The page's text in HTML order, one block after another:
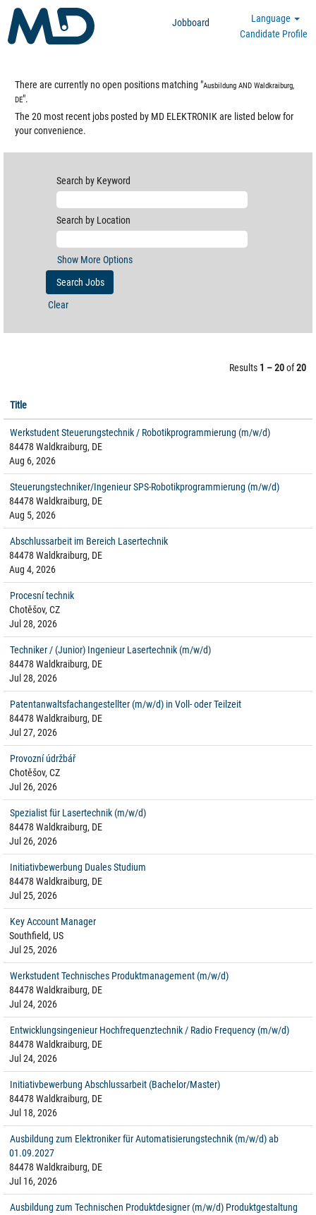
Jobboard
Language
Candidate Profile
There are currently no open positions matching "Ausbildung AND Waldkraiburg,
DE".
The 20 most recent jobs posted by MD ELEKTRONIK are listed below for
your convenience.
Search by Keyword
Search by Location
Show More Options
Clear
Results 1 – 20of20
Title
Werkstudent Steuerungstechnik / Robotikprogrammierung (m/w/d)
84478 Waldkraiburg, DE
Aug 6, 2026
Steuerungstechniker/Ingenieur SPS-Robotikprogrammierung (m/w/d)
84478 Waldkraiburg, DE
Aug 5, 2026
Abschlussarbeit im Bereich Lasertechnik
84478 Waldkraiburg, DE
Aug 4, 2026
Procesní technik
Chotěšov, CZ
Jul 28, 2026
Techniker / (Junior) Ingenieur Lasertechnik (m/w/d)
84478 Waldkraiburg, DE
Jul 28, 2026
Patentanwaltsfachangestellter (m/w/d) in Voll- oder Teilzeit
84478 Waldkraiburg, DE
Jul 27, 2026
Provozní údržbář
Chotěšov, CZ
Jul 26, 2026
Spezialist für Lasertechnik (m/w/d)
84478 Waldkraiburg, DE
Jul 26, 2026
Initiativbewerbung Duales Studium
84478 Waldkraiburg, DE
Jul 25, 2026
Key Account Manager
Southfield, US
Jul 25, 2026
Werkstudent Technisches Produktmanagement (m/w/d)
84478 Waldkraiburg, DE
Jul 24, 2026
Entwicklungsingenieur Hochfrequenztechnik / Radio Frequency (m/w/d)
84478 Waldkraiburg, DE
Jul 24, 2026
Initiativbewerbung Abschlussarbeit (Bachelor/Master)
84478 Waldkraiburg, DE
Jul 18, 2026
Ausbildung zum Elektroniker für Automatisierungstechnik (m/w/d) ab
01.09.2027
84478 Waldkraiburg, DE
Jul 16, 2026
Ausbildung zum Technischen Produktdesigner (m/w/d) Produktgestaltung